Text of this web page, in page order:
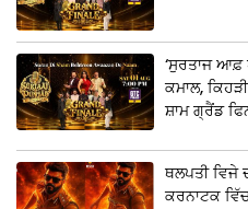
‘ਸੁਰਤਾਜ ਆਫ਼
ਕਮਾਲ,
ਸ਼ਾਮ ਗ੍ਰੈਂਡ
ਥਲਪਤੀ ਵਿਜੇ
ਕਰਨਾਟਕ